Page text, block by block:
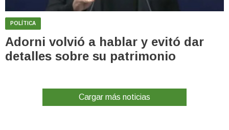
POLÍTICA
Adorni volvió a hablar y evitó dar
detalles sobre su patrimonio
Cargar más noticias